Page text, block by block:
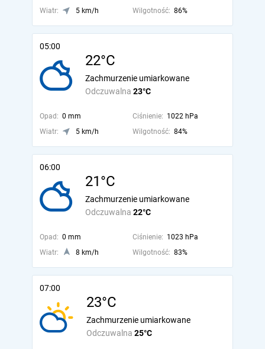
Wiatr:
5 km/h Wilgotność: 86%
05:00
22°C
Odczuwalna 23°C
Zachmurzenie umiarkowane
Opad: 0 mm Ciśnienie: 1022 hPa
Wiatr:
5 km/h Wilgotność: 84%
06:00
21°C
Odczuwalna 22°C
Zachmurzenie umiarkowane
Opad: 0 mm Ciśnienie: 1023 hPa
Wiatr:
8 km/h Wilgotność: 83%
07:00
23°C
Odczuwalna 25°C
Zachmurzenie umiarkowane